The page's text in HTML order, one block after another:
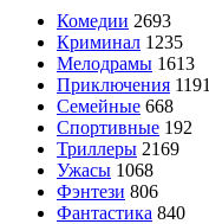
Комедии 2693
Криминал 1235
Мелодрамы 1613
Приключения 1191
Семейные 668
Спортивные 192
Триллеры 2169
Ужасы 1068
Фэнтези 806
Фантастика 840